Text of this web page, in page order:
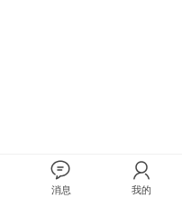
消息 我的